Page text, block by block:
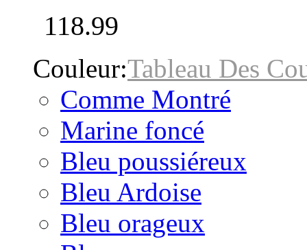
118.99
Couleur:Tableau Des
Comme Montré
Marine foncé
Bleu poussiéreux
Bleu Ardoise
Bleu orageux